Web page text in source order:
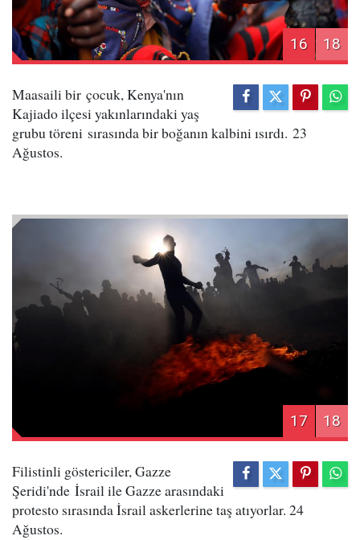
16 18
Maasaili bir çocuk, Kenya'nın
Kajiado ilçesi yakınlarındaki yaş
grubu töreni sırasında bir boğanın kalbini ısırdı. 23
Ağustos.
17 18
Filistinli göstericiler, Gazze
Şeridi'nde İsrail ile Gazze arasındaki
protesto sırasında İsrail askerlerine taş atıyorlar. 24
Ağustos.